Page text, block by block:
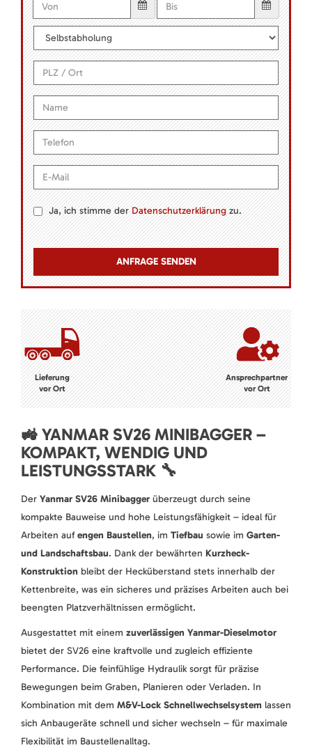
Ja, ich stimme derDatenschutzerklärungzu.
Lieferung
vor Ort
Ansprechpartner
vor Ort
🚜 YANMAR SV26 MINIBAGGER –
KOMPAKT, WENDIG UND
LEISTUNGSSTARK 🔧
Der Yanmar SV26 Minibagger überzeugt durch seine
kompakte Bauweise und hohe Leistungsfähigkeit – ideal für
Arbeiten aufengen Baustellen, im Tiefbau sowie im Garten-
und Landschaftsbau. Dank der bewährten Kurzheck-
Konstruktion bleibt der Hecküberstand stets innerhalb der
Kettenbreite, was ein sicheres und präzises Arbeiten auch bei
beengten Platzverhältnissen ermöglicht.
Ausgestattet mit einem zuverlässigen Yanmar-Dieselmotor
bietet der SV26 eine kraftvolle und zugleich effiziente
Performance. Die feinfühlige Hydraulik sorgt für präzise
Bewegungen beim Graben, Planieren oder Verladen. In
Kombination mit dem M&V-Lock Schnellwechselsystem lassen
sich Anbaugeräte schnell und sicher wechseln – für maximale
Flexibilität im Baustellenalltag.